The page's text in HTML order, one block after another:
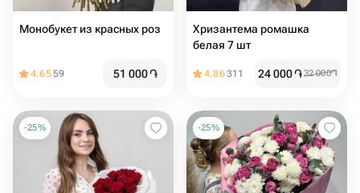
Монобукет из красных роз
4.6559 51 000֏
Хризантема ромашка
белая 7 шт
4.86311 24 000֏32 000֏
-25% -25%